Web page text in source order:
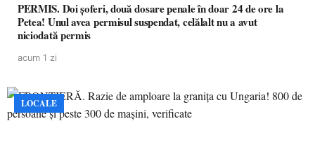
PERMIS. Doi șoferi, două dosare penale în doar 24 de ore la
Petea! Unul avea permisul suspendat, celălalt nu a avut
niciodată permis
acum 1 zi
LOCALE